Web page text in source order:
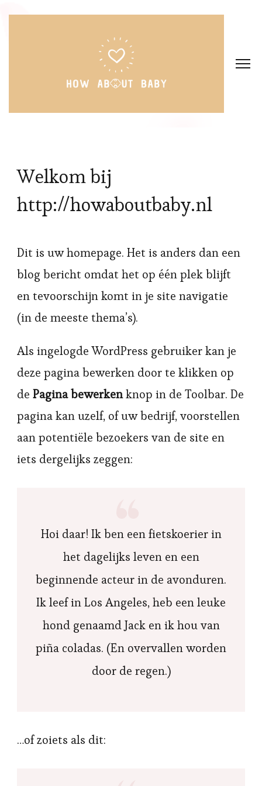
Welkom bij
http://howaboutbaby.nl
Dit is uw homepage. Het is anders dan een
blog bericht omdat het op één plek blijft
en tevoorschijn komt in je site navigatie
(in de meeste thema’s).
Als ingelogde WordPress gebruiker kan je
deze pagina bewerken door te klikken op
de Pagina bewerkenknop in de Toolbar. De
pagina kan uzelf, of uw bedrijf, voorstellen
aan potentiële bezoekers van de site en
iets dergelijks zeggen:
Hoi daar! Ik ben een fietskoerier in
het dagelijks leven en een
beginnende acteur in de avonduren.
Ik leef in Los Angeles, heb een leuke
hond genaamd Jack en ik hou van
piña coladas. (En overvallen worden
door de regen.)
…of zoiets als dit: